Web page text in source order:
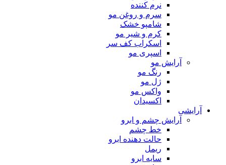
نرم کننده
سرم و روغن مو
شامپو خشک
کرم و شیر مو
اسکراب کف سر
اسپری مو
آرایش مو
رنگ مو
ژل مو
واکس مو
اکسیدان
آرایشی
آرایش چشم و ابرو
خط چشم
حالت دهنده ابرو
ریمل
سایه ابرو